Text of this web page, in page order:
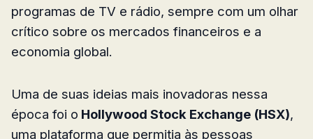
programas de TV e rádio, sempre com um olhar
crítico sobre os mercados financeiros e a
economia global.
Uma de suas ideias mais inovadoras nessa
época foi o Hollywood Stock Exchange (HSX),
uma plataforma que permitia às pessoas